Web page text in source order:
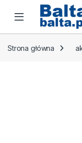
Skip to navigation
Skip to content
Open
Strona główna